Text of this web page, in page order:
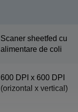
Scaner sheetfed cu
alimentare de coli
600 DPI x 600 DPI
(orizontal x vertical)